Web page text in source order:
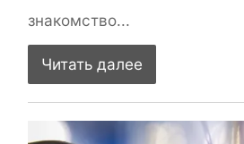
знакомство...
Читать далее